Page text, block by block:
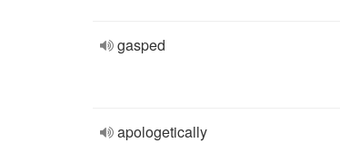
gasped
apologetically